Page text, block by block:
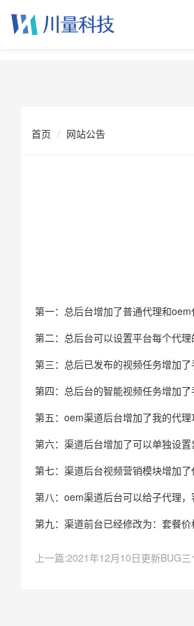
首页 网站公告
第一：总后台增加了普通代理和
第二：总后台可以设置平台每个代
第三：总后已发布的视频任务增加
第四：总后台的智能视频任务增加
第五：oem渠道后台增加了我的代
第六：渠道后台增加了可以单独设
第七：渠道后台视频营销模块增加
第八：oem渠道后台可以给子代理
第九：渠道前台已经修改为：套餐
上一篇:2021年12月10日更新BUG三